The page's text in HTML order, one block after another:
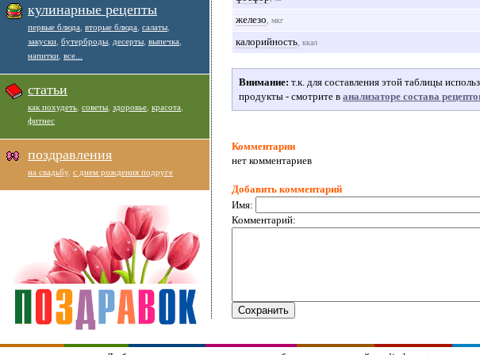
железо , мкг
калорийность , ккал
Внимание: т.к. для составления этой таблицы
продукты - смотрите в анализаторе состава
Комментарии
нет комментариев
Добавить комментарий
Имя:
Комментарий:
кулинарные рецепты
первые блюда вторые блюда салаты
закуски бутерброды десерты выпечка
напитки все...
статьи
как похудеть советы здоровье красота
фитнес
поздравления
на свадьбу, с днем рождения подруге